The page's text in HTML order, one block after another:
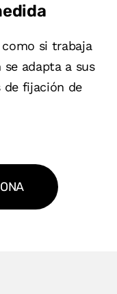
si trabaja
adapta a sus
de fijación de